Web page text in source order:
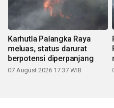
Karhutla Palangka Raya
meluas, status darurat
berpotensi diperpanjang
07 August 2026 17:37 WIB